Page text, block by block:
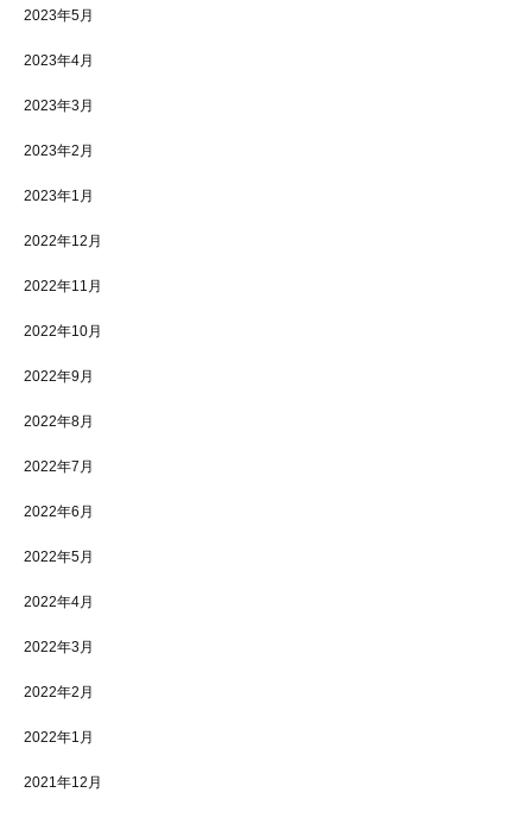
2023年5月
2023年4月
2023年3月
2023年2月
2023年1月
2022年12月
2022年11月
2022年10月
2022年9月
2022年8月
2022年7月
2022年6月
2022年5月
2022年4月
2022年3月
2022年2月
2022年1月
2021年12月